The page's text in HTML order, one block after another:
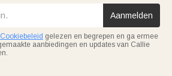
Aanmelden
gelezen en begrepen en ga ermee
aanbiedingen en updates van Callie